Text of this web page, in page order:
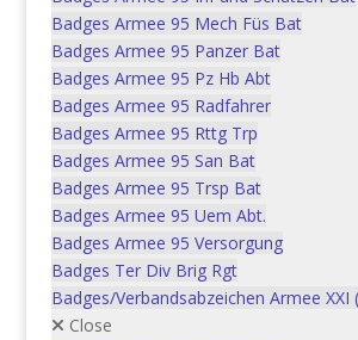
Badges Armee 95 Mech Füs Bat
Badges Armee 95 Panzer Bat
Badges Armee 95 Pz Hb Abt
Badges Armee 95 Radfahrer
Badges Armee 95 Rttg Trp
Badges Armee 95 San Bat
Badges Armee 95 Trsp Bat
Badges Armee 95 Uem Abt.
Badges Armee 95 Versorgung
Badges Ter Div Brig Rgt
Badges/Verbandsabzeichen Armee XXI
Close
Schulabz. Stab Kdo Pz
CHF5.00
In den Warenkorb
Schulabz. Pz / Art KS
CHF5.00